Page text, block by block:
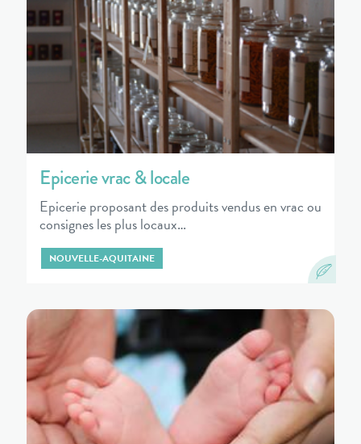
Epicerie vrac & locale
Epicerie proposant des produits vendus en vrac ou
consignes les plus locaux…
NOUVELLE-AQUITAINE